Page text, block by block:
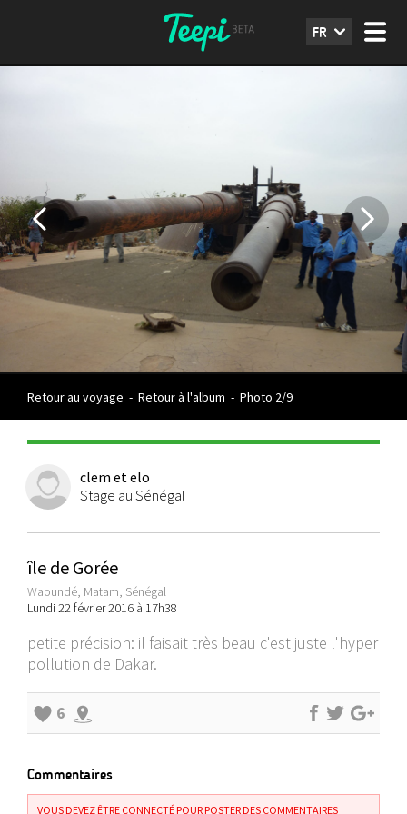
FR
Retour au voyage - Retour à l'album - Photo 2/9
clem et elo
Stage au Sénégal
île de Gorée
Waoundé, Matam, Sénégal
Lundi 22 février 2016 à 17h38
petite précision: il faisait très beau c'est juste l'hyper
pollution de Dakar.
6
Commentaires
VOUS DEVEZ ÊTRE CONNECTÉ POUR POSTER DES COMMENTAIRES